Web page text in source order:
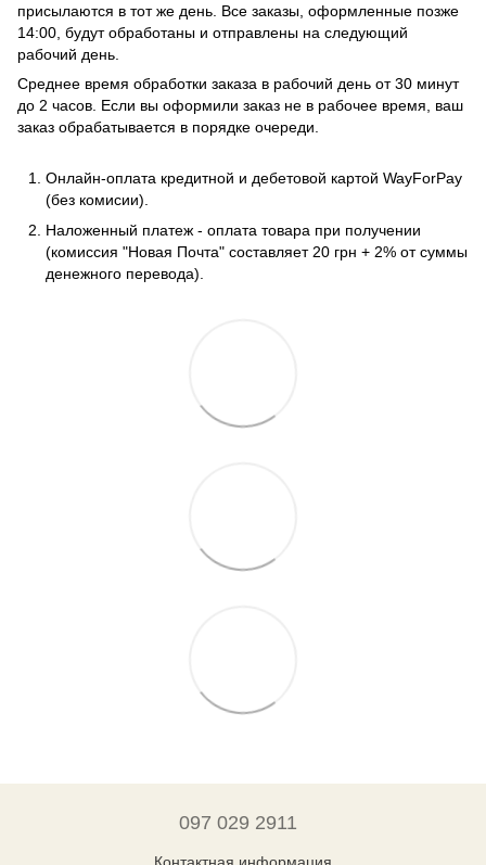
присылаются в тот же день. Все заказы, оформленные позже
14:00, будут обработаны и отправлены на следующий
рабочий день.
Среднее время обработки заказа в рабочий день от 30 минут
до 2 часов. Если вы оформили заказ не в рабочее время, ваш
заказ обрабатывается в порядке очереди.
Онлайн-оплата кредитной и дебетовой картой WayForPay
(без комисии).
Наложенный платеж - оплата товара при получении
(комиссия "Новая Почта" составляет 20 грн + 2% от суммы
денежного перевода).
097 029 2911